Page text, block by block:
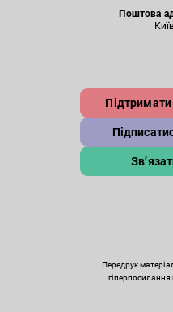
Поштова
Підтримати
Передрук